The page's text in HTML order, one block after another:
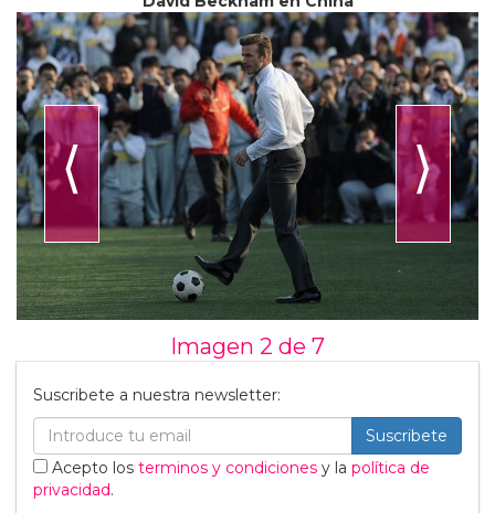
⟨ ⟩
Imagen 2 de 7
Suscribete a nuestra newsletter:
Suscribete
Acepto los terminos y condiciones y la política de
privacidad.